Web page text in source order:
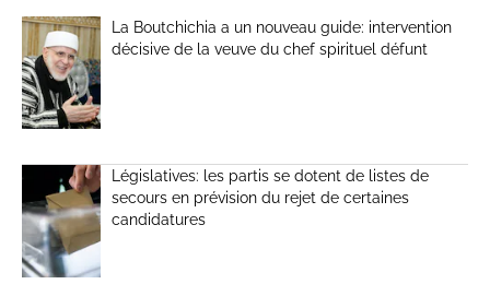
La Boutchichia a un nouveau guide: intervention
décisive de la veuve du chef spirituel défunt
Législatives: les partis se dotent de listes de
secours en prévision du rejet de certaines
candidatures